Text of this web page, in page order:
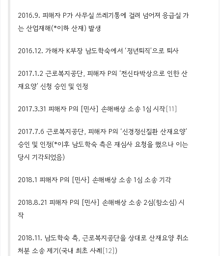
2016.9. 피해자 P가 사무실 쓰레기통에 걸려 넘어져 응급실 가
는 산업재해(*이하 산재) 발생
2016.12. 가해자 K부장 남도학숙에서 ‘정년퇴직’으로 퇴사
2017.1.2 근로복지공단, 피해자 P의 ‘전신타박상으로 인한 산
재요양’ 신청 승인 및 인정
2017.3.31 피해자 P의 [민사] 손해배상 소송 1심 시작[11]
2017.7.6 근로복지공단, 피해자 P의 ‘신경정신질환 산재요양’
승인 및 인정(*이후 남도학숙 측은 재심사 요청을 했으나 이는
당시 기각되었음)
2018.1 피해자 P의 [민사] 손해배상 소송 1심 소송 기각
2018.8.21 피해자 P의 [민사] 손해배상 소송 2심(항소심) 시
작
2018.11. 남도학숙 측, 근로복지공단을 상대로 산재요양 취소
처분 소송 제기(국내 최초 사례[12])